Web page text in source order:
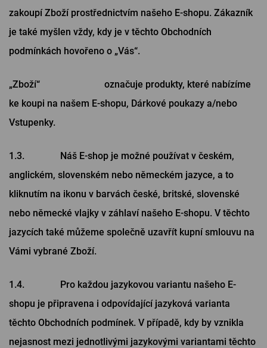
zakoupí Zboží prostřednictvím našeho E-shopu. Zákazník
je také myšlen vždy, kdy je v těchto Obchodních
podmínkách hovořeno o „Vás“.
„Zboží“ označuje produkty, které nabízíme
ke koupi na našem E-shopu, Dárkové poukazy a/nebo
Vstupenky.
1.3. Náš E-shop je možné používat v českém,
anglickém, slovenském nebo německém jazyce, a to
kliknutím na ikonu v barvách české, britské, slovenské
nebo německé vlajky v záhlaví našeho E-shopu. V těchto
jazycích také můžeme společně uzavřít kupní smlouvu na
Vámi vybrané Zboží.
1.4. Pro každou jazykovou variantu našeho E-
shopu je připravena i odpovídající jazyková varianta
těchto Obchodních podmínek. V případě, kdy by vznikla
nejasnost mezi jednotlivými jazykovými variantami těchto